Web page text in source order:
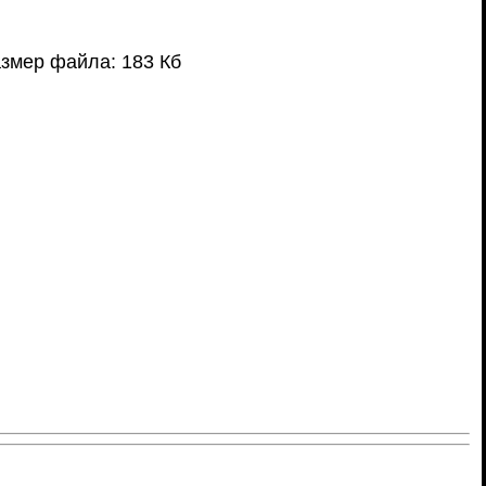
файла: 183 Кб